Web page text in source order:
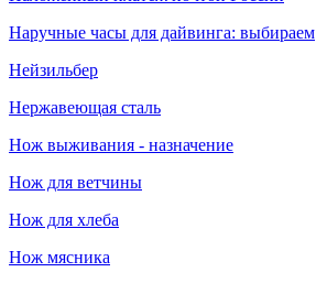
Наручные часы для дайвинга: выбираем
Нейзильбер
Нержавеющая сталь
Нож выживания - назначение
Нож для ветчины
Нож для хлеба
Нож мясника